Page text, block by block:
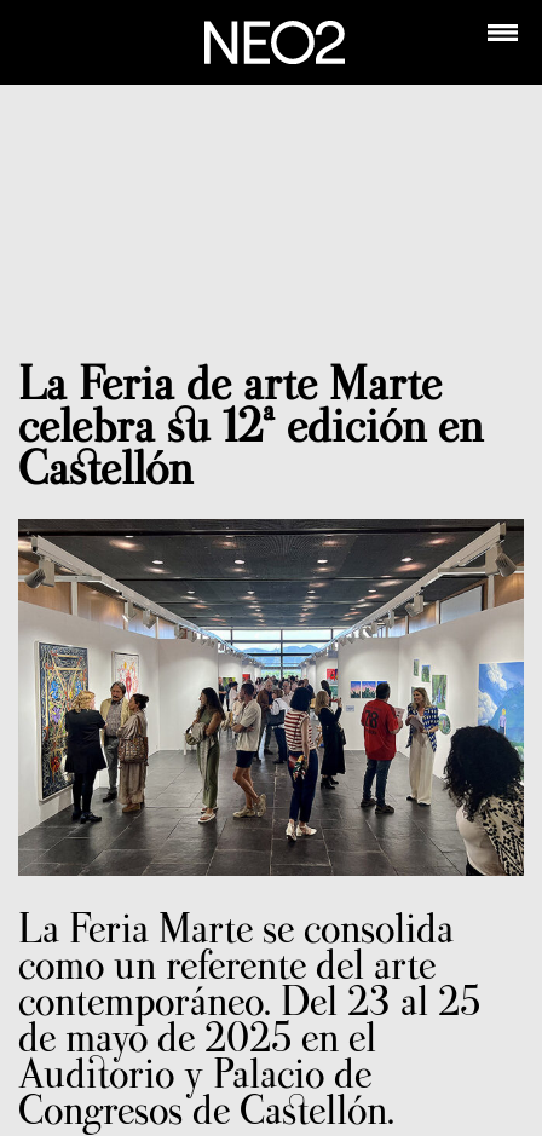
La Feria de arte Marte
celebra su 12ª edición en
Castellón
La Feria Marte se consolida
como un referente del arte
contemporáneo. Del 23 al 25
de mayo de 2025 en el
Auditorio y Palacio de
Congresos de Castellón.